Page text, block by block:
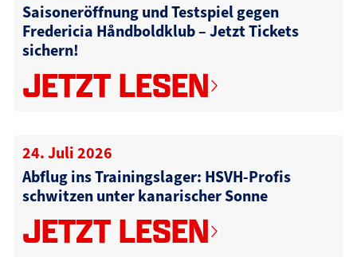
Saisoneröffnung und Testspiel gegen
Fredericia Håndboldklub – Jetzt Tickets
sichern!
JETZT LESEN
24. Juli 2026
Abflug ins Trainingslager: HSVH-Profis
schwitzen unter kanarischer Sonne
JETZT LESEN